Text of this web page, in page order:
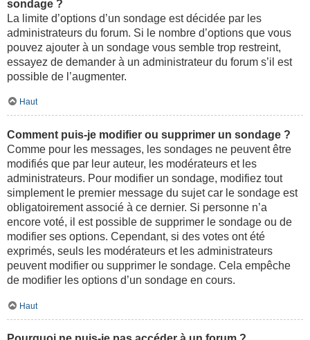
sondage ?
La limite d’options d’un sondage est décidée par les
administrateurs du forum. Si le nombre d’options que vous
pouvez ajouter à un sondage vous semble trop restreint,
essayez de demander à un administrateur du forum s’il est
possible de l’augmenter.
Haut
Comment puis-je modifier ou supprimer un sondage ?
Comme pour les messages, les sondages ne peuvent être
modifiés que par leur auteur, les modérateurs et les
administrateurs. Pour modifier un sondage, modifiez tout
simplement le premier message du sujet car le sondage est
obligatoirement associé à ce dernier. Si personne n’a
encore voté, il est possible de supprimer le sondage ou de
modifier ses options. Cependant, si des votes ont été
exprimés, seuls les modérateurs et les administrateurs
peuvent modifier ou supprimer le sondage. Cela empêche
de modifier les options d’un sondage en cours.
Haut